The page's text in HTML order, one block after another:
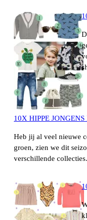
10X HIPPE JONGENS
Heb jij al veel nieuwe
groen, zien we dit
verschillende